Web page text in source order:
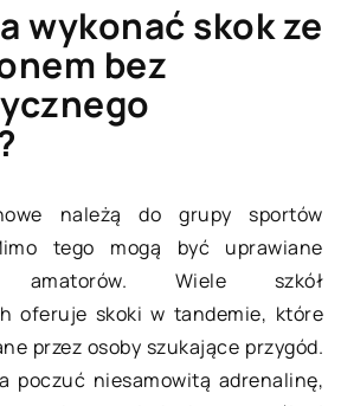
wykonać skok ze
bez
należą do grupy sportów
tego mogą być uprawiane
Wiele szkół
oferuje skoki w tandemie, które
przez osoby szukające przygód.
poczuć niesamowitą adrenalinę,